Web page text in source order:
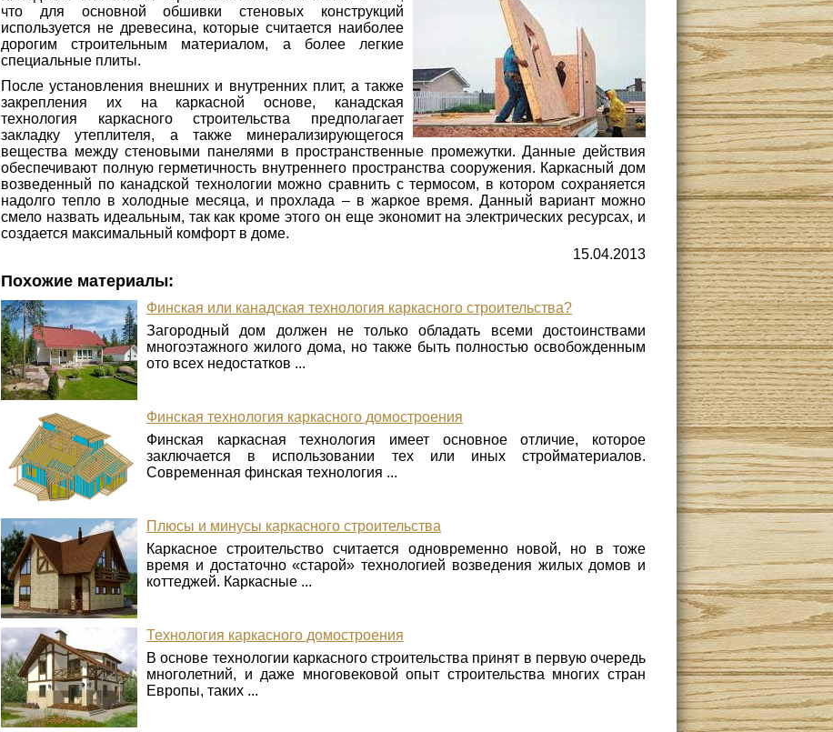
что для основной обшивки стеновых конструкций
используется не древесина, которые считается наиболее
дорогим строительным материалом, а более легкие
специальные плиты.
После установления внешних и внутренних плит, а также
закрепления их на каркасной основе, канадская
технология каркасного строительства предполагает
закладку утеплителя, а также минерализирующегося
вещества между стеновыми панелями в пространственные промежутки. Данные действия
обеспечивают полную герметичность внутреннего пространства сооружения. Каркасный дом
возведенный по канадской технологии можно сравнить с термосом, в котором сохраняется
надолго тепло в холодные месяца, и прохлада – в жаркое время. Данный вариант можно
смело назвать идеальным, так как кроме этого он еще экономит на электрических ресурсах, и
создается максимальный комфорт в доме.
15.04.2013
Похожие материалы:
Финская или канадская технология каркасного строительства?
Загородный дом должен не только обладать всеми достоинствами
многоэтажного жилого дома, но также быть полностью освобожденным
ото всех недостатков ...
Финская технология каркасного домостроения
Финская каркасная технология имеет основное отличие, которое
заключается в использовании тех или иных стройматериалов.
Современная финская технология ...
Плюсы и минусы каркасного строительства
Каркасное строительство считается одновременно новой, но в тоже
время и достаточно «старой» технологией возведения жилых домов и
коттеджей. Каркасные ...
Технология каркасного домостроения
В основе технологии каркасного строительства принят в первую очередь
многолетний, и даже многовековой опыт строительства многих стран
Европы, таких ...